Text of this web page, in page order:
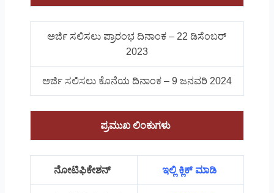
ಅರ್ಜಿ ಸಲಿಸಲು ಪ್ರಾರಂಭ ದಿನಾಂಕ – 22 ಡಿಸೆಂಬರ್
2023
ಅರ್ಜಿ ಸಲಿಸಲು ಕೊನೆಯ ದಿನಾಂಕ – 9 ಜನವರಿ 2024
ಪ್ರಮುಖ ಲಿಂಕುಗಳು
ನೋಟಿಫಿಕೇಶನ್ ಇಲ್ಲಿ ಕ್ಲಿಕ್ ಮಾಡಿ